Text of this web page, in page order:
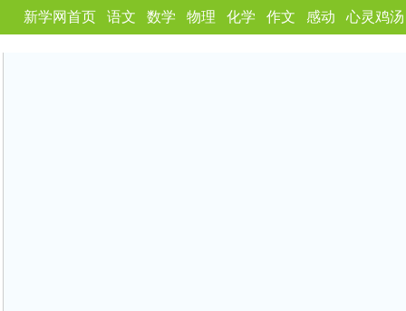
新学网首页 语文 数学 物理 化学 作文 感动 心灵鸡汤